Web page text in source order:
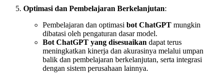
Optimasi dan Pembelajaran Berkelanjutan:
Pembelajaran dan optimasi bot ChatGPT mungkin
dibatasi oleh pengaturan dasar model.
Bot ChatGPT yang disesuaikan dapat terus
meningkatkan kinerja dan akurasinya melalui umpan
balik dan pembelajaran berkelanjutan, serta integrasi
dengan sistem perusahaan lainnya.